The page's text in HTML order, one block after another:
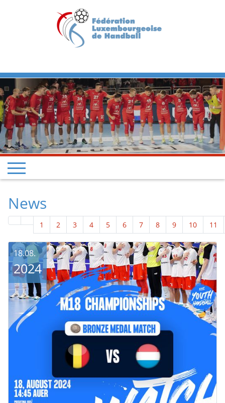
Previous Next
News
1 2 3 4 5 6 7 8 9 10 11
18.08.
2024